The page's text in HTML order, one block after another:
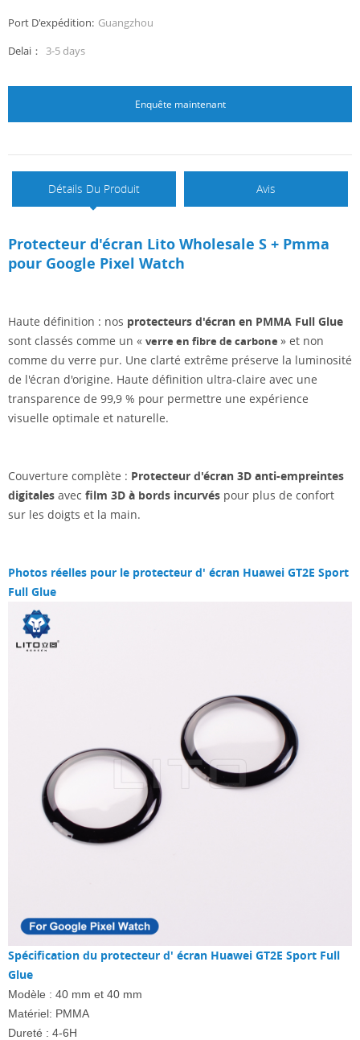
Port D'expédition: Guangzhou
Delai： 3-5 days
Enquête maintenant
Détails Du Produit Avis
Protecteur d'écran Lito Wholesale S + Pmma
pour Google Pixel Watch
Haute définition : nos protecteurs d'écran en PMMA Full Glue
sont classés comme un « verre en fibre de carbone » et non
comme du verre pur. Une clarté extrême préserve la luminosité
de l'écran d'origine. Haute définition ultra-claire avec une
transparence de 99,9 % pour permettre une expérience
visuelle optimale et naturelle.
Couverture complète : Protecteur d'écran 3D anti-empreintes
digitales avec film 3D à bords incurvés pour plus de confort
sur les doigts et la main.
Photos réelles pour le protecteur d' écran Huawei GT2E Sport
Full Glue
Spécification du protecteur d' écran Huawei GT2E Sport Full
Glue
Modèle : 40 mm et 40 mm
Matériel: PMMA
Dureté : 4-6H